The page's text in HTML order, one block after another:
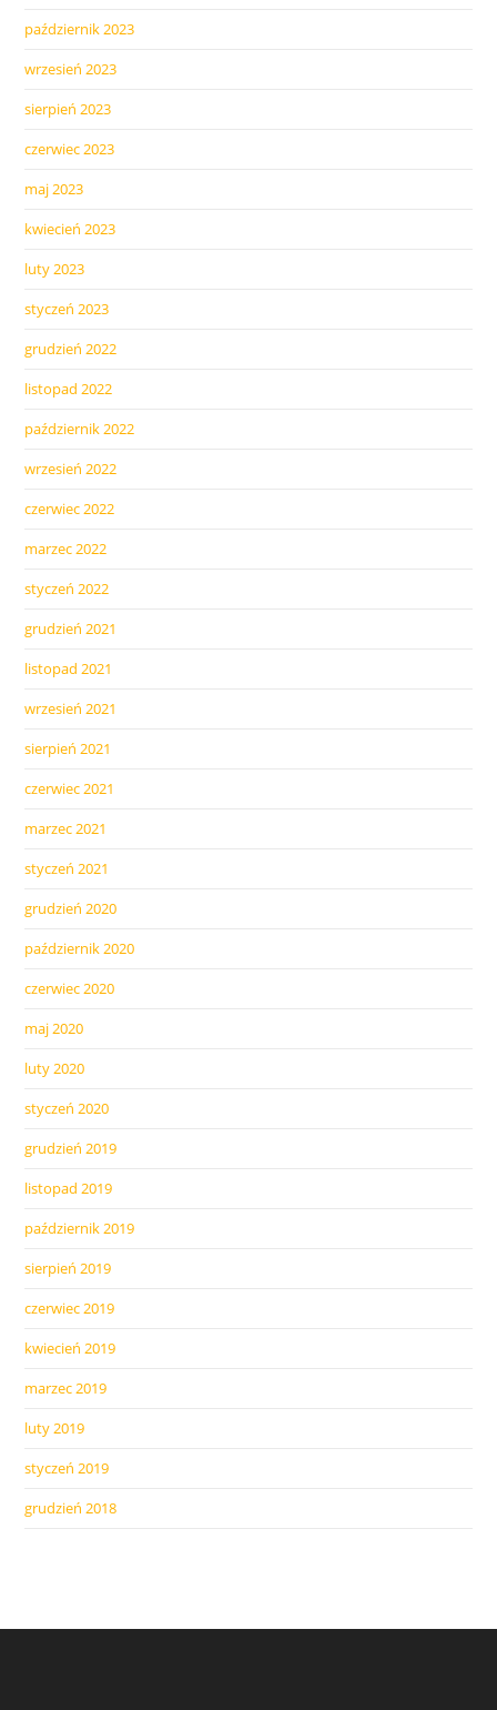
październik 2023
wrzesień 2023
sierpień 2023
czerwiec 2023
maj 2023
kwiecień 2023
luty 2023
styczeń 2023
grudzień 2022
listopad 2022
październik 2022
wrzesień 2022
czerwiec 2022
marzec 2022
styczeń 2022
grudzień 2021
listopad 2021
wrzesień 2021
sierpień 2021
czerwiec 2021
marzec 2021
styczeń 2021
grudzień 2020
październik 2020
czerwiec 2020
maj 2020
luty 2020
styczeń 2020
grudzień 2019
listopad 2019
październik 2019
sierpień 2019
czerwiec 2019
kwiecień 2019
marzec 2019
luty 2019
styczeń 2019
grudzień 2018